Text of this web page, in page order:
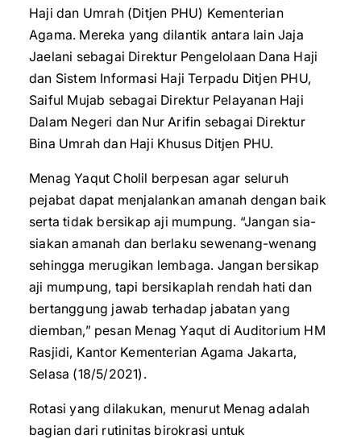
Haji dan Umrah (Ditjen PHU) Kementerian
Agama. Mereka yang dilantik antara lain Jaja
Jaelani sebagai Direktur Pengelolaan Dana Haji
dan Sistem Informasi Haji Terpadu Ditjen PHU,
Saiful Mujab sebagai Direktur Pelayanan Haji
Dalam Negeri dan Nur Arifin sebagai Direktur
Bina Umrah dan Haji Khusus Ditjen PHU.
Menag Yaqut Cholil berpesan agar seluruh
pejabat dapat menjalankan amanah dengan baik
serta tidak bersikap aji mumpung. “Jangan sia-
siakan amanah dan berlaku sewenang-wenang
sehingga merugikan lembaga. Jangan bersikap
aji mumpung, tapi bersikaplah rendah hati dan
bertanggung jawab terhadap jabatan yang
diemban,” pesan Menag Yaqut di Auditorium HM
Rasjidi, Kantor Kementerian Agama Jakarta,
Selasa (18/5/2021).
Rotasi yang dilakukan, menurut Menag adalah
bagian dari rutinitas birokrasi untuk